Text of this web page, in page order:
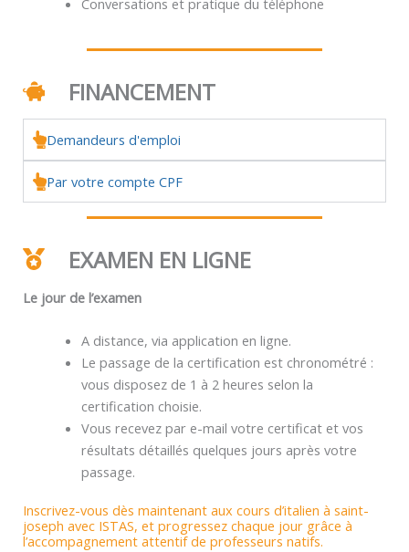
FINANCEMENT
Demandeurs d'emploi
Par votre compte CPF
EXAMEN EN LIGNE
Le jour de l’examen
A distance, via application en ligne.
Le passage de la certification est chronométré :
vous disposez de 1 à 2 heures selon la
certification choisie.
Vous recevez par e-mail votre certificat et vos
résultats détaillés quelques jours après votre
passage.
Inscrivez-vous dès maintenant aux cours d’italien à saint-
joseph avec ISTAS, et progressez chaque jour grâce à
l’accompagnement attentif de professeurs natifs.